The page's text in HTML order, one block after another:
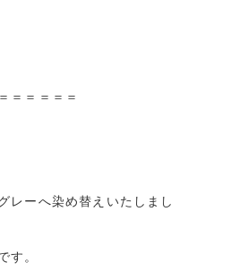
＝＝＝＝＝
レーへ染め替えいたしまし
す。